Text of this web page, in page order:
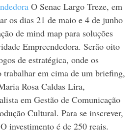
O Senac Largo Treze, em
os dias 21 de maio e 4 de junho
de mind map para soluções
Empreendedora. Serão oito
de estratégica, onde os
trabalhar em cima de um briefing,
Rosa Caldas Lira,
em Gestão de Comunicação
Cultural. Para se inscrever,
investimento é de 250 reais.